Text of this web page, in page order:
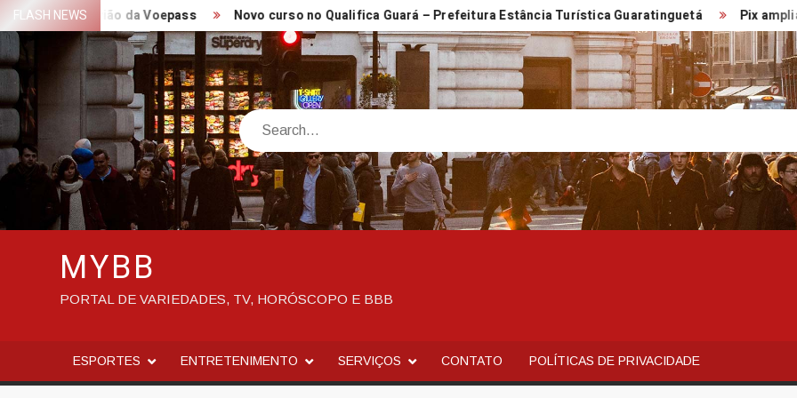
Skip
to
content
FLASH NEWS
de avião da Voepass Novo curso no Qualifica Guará – Prefeitura Estância Turística Guaratinguetá Pix amplia
Search
MYBB
PORTAL DE VARIEDADES, TV, HORÓSCOPO E BBB
ESPORTES ENTRETENIMENTO SERVIÇOS CONTATO POLÍTICAS DE PRIVACIDADE